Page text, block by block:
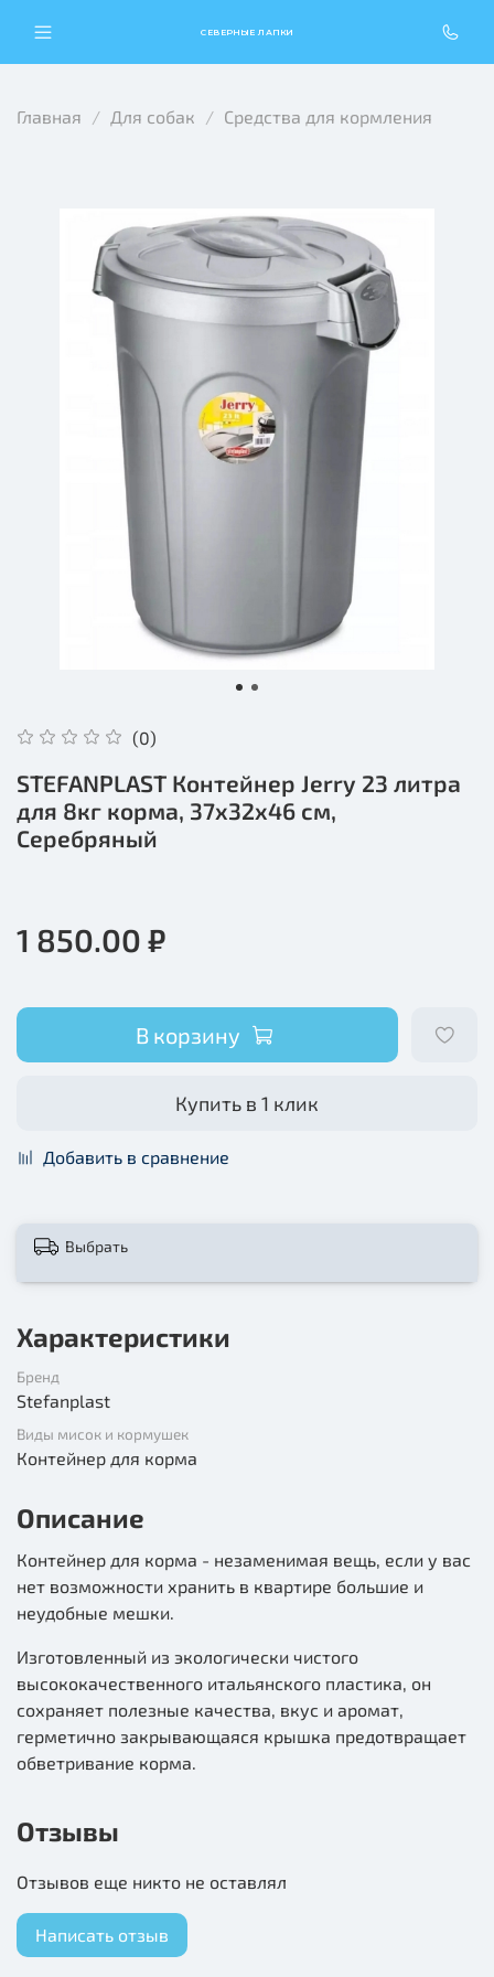
СЕВЕРНЫЕ ЛАПКИ
Главная Для собак Средства для кормления
(0)
STEFANPLAST Контейнер Jerry 23 литра
для 8кг корма, 37x32x46 см,
Серебряный
1 850.00 ₽
В корзину
Купить в 1 клик
Добавить в сравнение
Выбрать
Характеристики
Бренд
Stefanplast
Виды мисок и кормушек
Контейнер для корма
Описание
Контейнер для корма - незаменимая вещь, если у вас
нет возможности хранить в квартире большие и
неудобные мешки.
Изготовленный из экологически чистого
высококачественного итальянского пластика, он
сохраняет полезные качества, вкус и аромат,
герметично закрывающаяся крышка предотвращает
обветривание корма.
Отзывы
Отзывов еще никто не оставлял
Написать отзыв